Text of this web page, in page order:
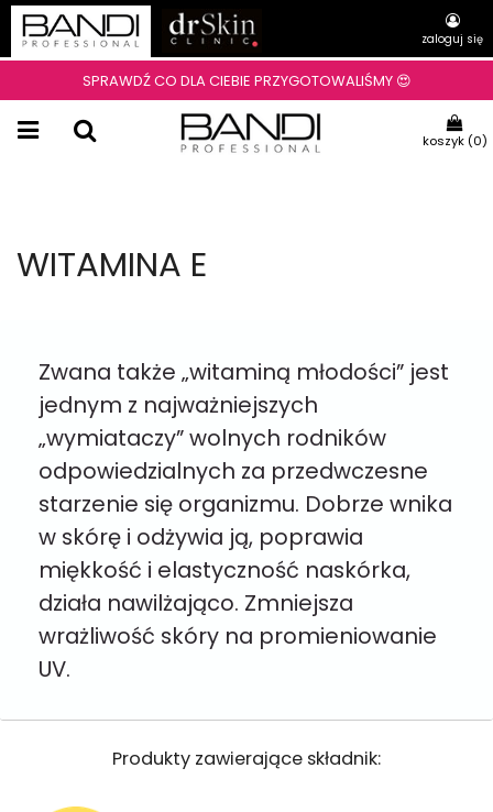
zaloguj się
SPRAWDŹ CO DLA CIEBIE PRZYGOTOWALIŚMY 😍
koszyk (0)
WITAMINA E
Zwana także „witaminą młodości” jest
jednym z najważniejszych
„wymiataczy” wolnych rodników
odpowiedzialnych za przedwczesne
starzenie się organizmu. Dobrze wnika
w skórę i odżywia ją, poprawia
miękkość i elastyczność naskórka,
działa nawilżająco. Zmniejsza
wrażliwość skóry na promieniowanie
UV.
Produkty zawierające składnik: